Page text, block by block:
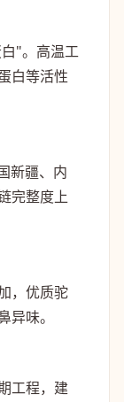
"。高温工
白等活性
新疆、内
完整度上
，优质驼
味。
工程，建